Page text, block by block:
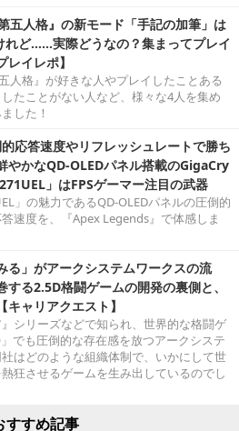
五人格』の新モード「手記の加筆」は
れど……実際どうなの？集まってプレイ
レイレポ】
人格』が好きな人やプレイしたことある
たことがない人など、様々な4人を集め
した！
応答速度やリフレッシュレートで勝ち
やかなQD-OLEDパネル搭載のGigaCry
」はFPSゲーマー注目の武器
」の魅力であるQD-OLEDパネルの圧倒的
速度を、『Apex Legends』で体感しま
る」がアークシステムワークスの流
する2.5D格闘ゲームの開発の裏側と、
キャリアクエスト】
』シリーズなどで知られ、世界的な格闘ゲ
でも圧倒的な存在感を放つアークシステ
はどのような組織体制で、いかにして世
狂させるゲームを生み出しているのでし
すすめ記事